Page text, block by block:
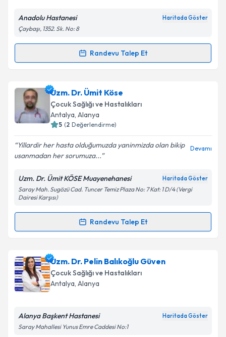
Metni'ni okudum ve kişisel verilerimin belirtilen
kapsamda işlenmesini kabul ediyorum.
Takvim Talebini Gönder
Anadolu Hastanesi Haritada Göster
Çaybaşı, 1352. Sk. No: 8
Randevu Talep Et
Randevu Takvimi Talebi
Uzm. Dr. Kaan Kadıoğluiçin randevu takvimi talebi
oluşturun. Size bu uzmandan randevu almanız için bir
takvim hazırlandığında e-posta ile bilgilendireceğiz.
Kişisel verilerimin işlenmesine ilişkin
Aydınlatma
Metni'ni okudum ve kişisel verilerimin belirtilen
kapsamda işlenmesini kabul ediyorum.
Takvim Talebini Gönder
Uzm. Dr. Ümit Köse
Çocuk Sağlığı ve Hastalıkları
Antalya, Alanya
5 (2 Değerlendirme)
Yillardir her hasta olduğumuzda yaninmizda olan bikip
usanmadan her sorumuza...
Devamı
Uzm. Dr. Ümit KÖSE Muayenehanesi Haritada Göster
Saray Mah. Sugözü Cad. Tuncer Temiz Plaza No: 7 Kat: 1 D/4 (Vergi
Dairesi Karşısı)
Randevu Talep Et
Randevu Takvimi Talebi
Uzm. Dr. Ümit Köseiçin randevu takvimi talebi
oluşturun. Size bu uzmandan randevu almanız için bir
takvim hazırlandığında e-posta ile bilgilendireceğiz.
Uzm. Dr. Pelin Balıkoğlu Güven
Çocuk Sağlığı ve Hastalıkları
Antalya, Alanya
Alanya Başkent Hastanesi Haritada Göster
Saray Mahallesi Yunus Emre Caddesi No:1